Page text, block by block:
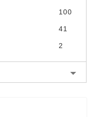
100
41
2